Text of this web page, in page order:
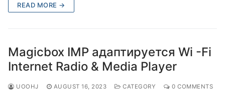
READ MORE →
Magicbox IMP адаптируется Wi -Fi
Internet Radio & Media Player
UOOHJ AUGUST 16, 2023 CATEGORY 0 COMMENTS